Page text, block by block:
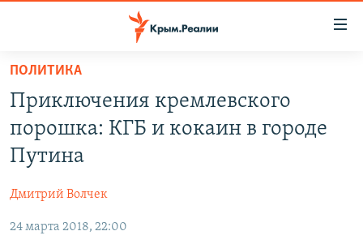
Вернуться
основному
содержанию
Вернутся
главной
навигации
Вернутся
СПЕЦПРОЕКТЫ
11 ЛЕТ ОККУПАЦИИ КРЫМА. 11 ИСТОРИЙ СОПРОТИВЛЕНИЯ
ВОДА
ЕЩЕ
ИНТЕРАКТИВ
РАДІО СВОБОДА
ПОЛИТИКА
Приключения кремлевского
порошка: КГБ и кокаин в городе
Путина
Дмитрий Волчек
24 марта 2018, 22:00